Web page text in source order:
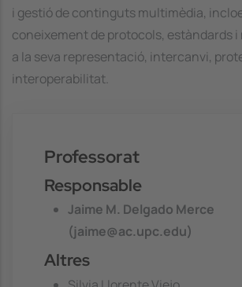
i gestió de continguts multimèdia,
coneixement de protocols, estàndards
a la seva representació, intercanvi,
interoperabilitat.
Professorat
Responsable
Jaime M. Delgado Merce
(jaime@ac.upc.edu)
Altres